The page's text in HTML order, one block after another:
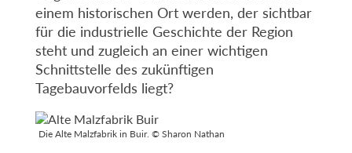
einem historischen Ort werden, der sichtbar
für die industrielle Geschichte der Region
steht und zugleich an einer wichtigen
Schnittstelle des zukünftigen
Tagebauvorfelds liegt?
Die Alte Malzfabrik in Buir. © Sharon Nathan